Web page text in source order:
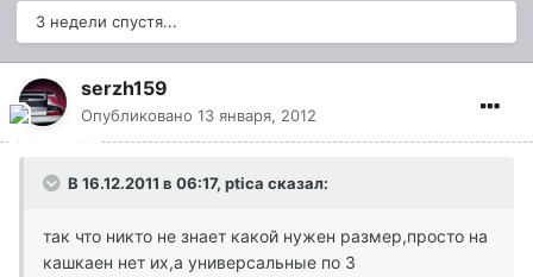
3 недели спустя...
serzh159
Опубликовано 13 января, 2012
В 16.12.2011 в 06:17, ptica сказал:
так что никто не знает какой нужен размер,просто на
кашкаен нет их,а универсальные по 3